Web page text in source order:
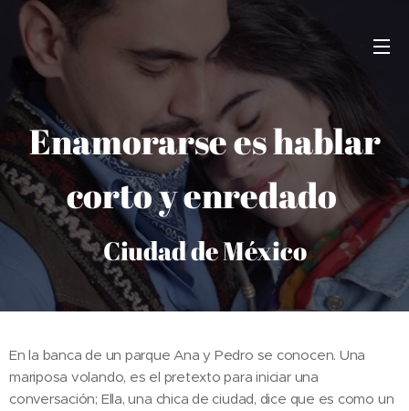
Enamorarse es hablar
corto y enredado
Ciudad de México
En la banca de un parque Ana y Pedro se conocen. Una
mariposa volando, es el pretexto para iniciar una
conversación; Ella, una chica de ciudad, dice que es como un